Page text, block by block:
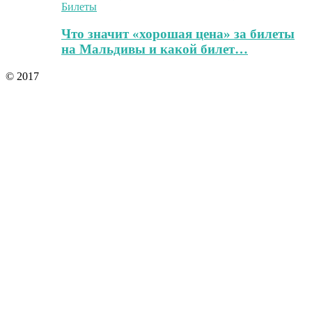
Билеты
Что значит «хорошая цена» за билеты
на Мальдивы и какой билет…
© 2017